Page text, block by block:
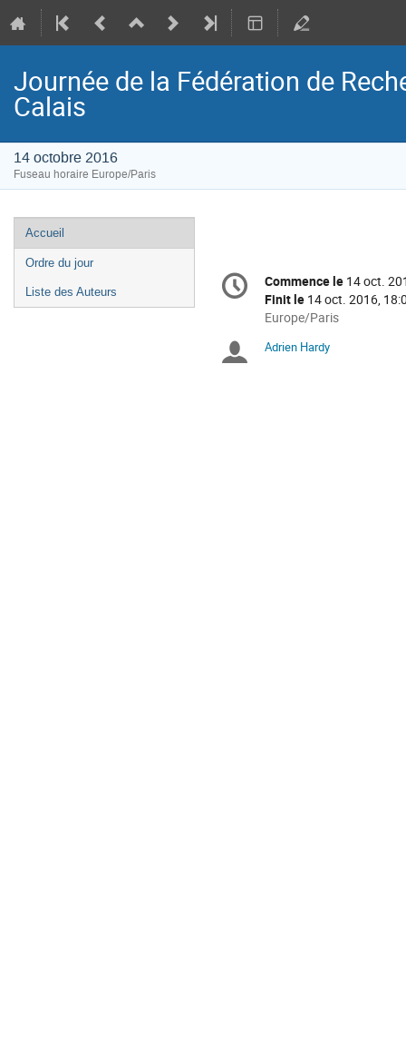
Journée de la Fédération de
Calais
14 octobre 2016
Fuseau horaire Europe/Paris
Menu
de
l'événement
Accueil
Ordre du jour
Liste des Auteurs
Information
de
conférence
Date/Heure
Commence le 14 oct.
Finit le 14 oct. 2016,
Toutes
horaires
Europe/Paris
Présidents
Adrien Hardy